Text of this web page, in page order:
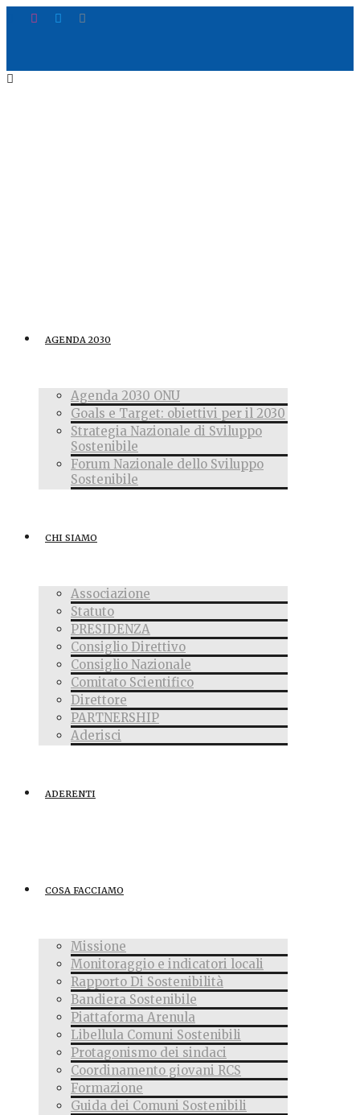
AGENDA 2030
Agenda 2030 ONU
Goals e Target: obiettivi per il 2030
Strategia Nazionale di Sviluppo
Sostenibile
Forum Nazionale dello Sviluppo
Sostenibile
CHI SIAMO
Associazione
Statuto
PRESIDENZA
Consiglio Direttivo
Consiglio Nazionale
Comitato Scientifico
Direttore
PARTNERSHIP
Aderisci
ADERENTI
COSA FACCIAMO
Missione
Monitoraggio e indicatori locali
Rapporto Di Sostenibilità
Bandiera Sostenibile
Piattaforma Arenula
Libellula Comuni Sostenibili
Protagonismo dei sindaci
Coordinamento giovani RCS
Formazione
Guida dei Comuni Sostenibili